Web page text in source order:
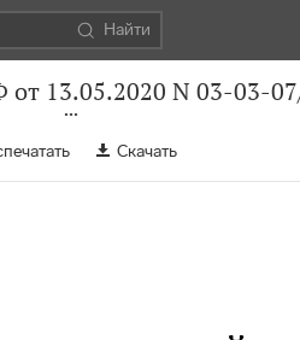
Найти
13.05.2020 N 03-03-
Скачать